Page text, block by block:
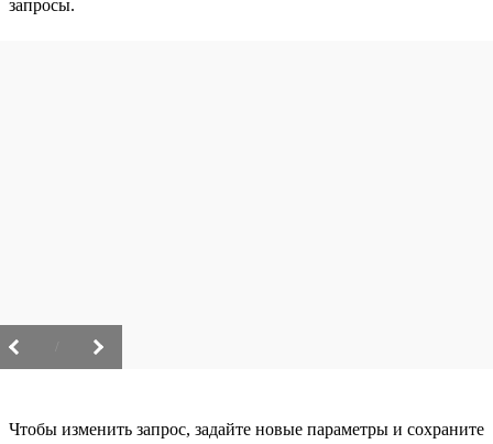
запросы.
Чтобы изменить запрос, задайте новые параметры и сохраните